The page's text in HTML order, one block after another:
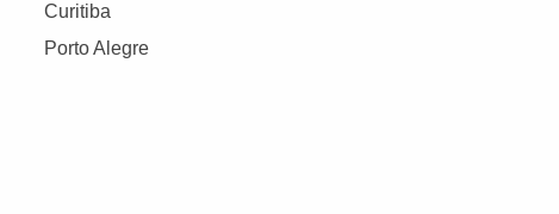
Curitiba
Porto Alegre